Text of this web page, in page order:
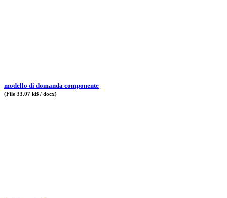
modello di domanda componente
(File 33.07 kB / docx)